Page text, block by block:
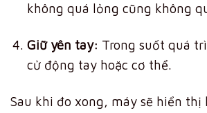
không quá lỏng cũng không
Giữ yên tay: Trong suốt quá
cử động tay hoặc cơ thể.
Sau khi đo xong, máy sẽ hiển thị